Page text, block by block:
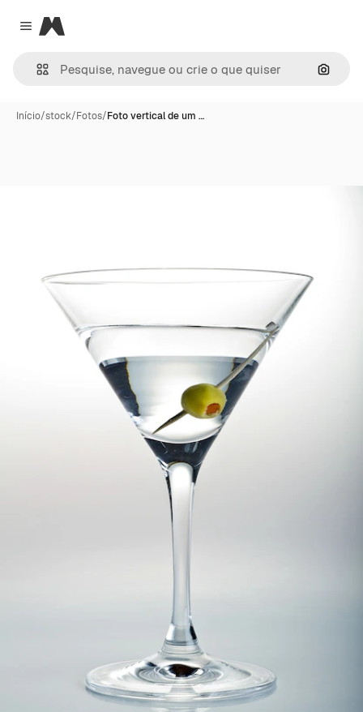
Close menu
Magnific
Início/stock/Fotos/Foto vertical de um …